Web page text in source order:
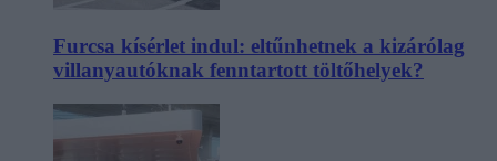
Furcsa kísérlet indul: eltűnhetnek a kizárólag
villanyautóknak fenntartott töltőhelyek?